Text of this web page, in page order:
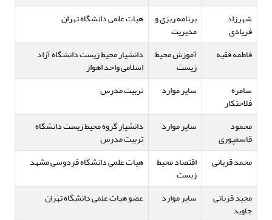
شهرزاد
فریادی
برنامه ربزی و
مدیریت
هیات علمی دانشگاه تهران
فاطمه فقیه آموزش محیط
زیست
دانشیار محیط زیست دانشگاه آزاد
اسلامی واحد اهواز
سامره
فلاحتکار
سایر موارد تربیت مدرس
محمود
قاسمپوری
سایر موارد دانشیار گروه محیط زیست دانشگاه
تربیت مدرس
محمد قربانی
اقتصاد محیط
زیست
هیات علمی دانشگاه فردوسی مشهد
مجید قربانی
جاوید
سایر موارد عضو هیات علمی دانشگاه تهران